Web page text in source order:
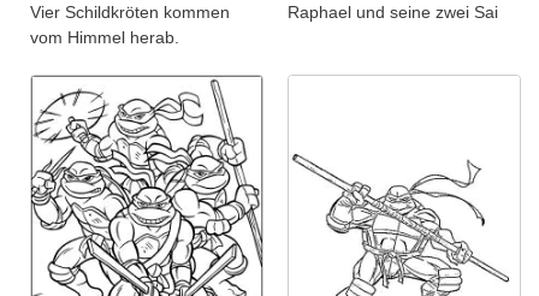
Vier Schildkröten kommen
vom Himmel herab.
Raphael und seine zwei Sai